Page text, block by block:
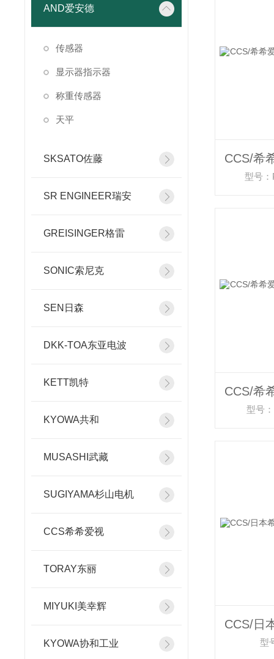
AND爱安德
传感器
显示器指示器
称重传感器
天平
SKSATO佐藤
SR ENGINEER瑞安
GREISINGER格雷
SONIC索尼克
SEN日森
DKK-TOA东亚电波
KETT凯特
KYOWA共和
MUSASHI武藏
SUGIYAMA杉山电机
CCS希希爱视
TORAY东丽
MIYUKI美幸辉
KYOWA协和工业
型号：
型号
型